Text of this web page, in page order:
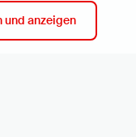
und anzeigen